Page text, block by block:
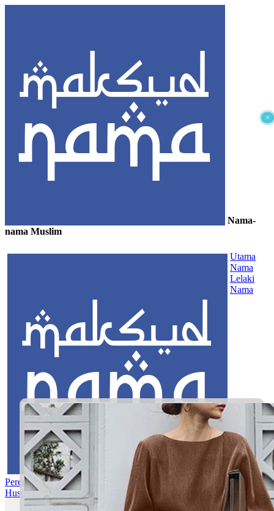
×
Nama-
nama Muslim
Utama
Nama
Lelaki
Nama
Perempuan Nama Pilihan Nama Gabungan Nama Rasul
Asma’ul
Husna Mom's Club